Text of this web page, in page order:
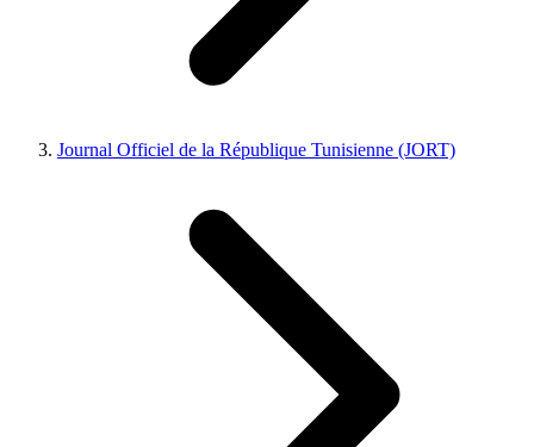
Journal Officiel de la République Tunisienne (JORT)